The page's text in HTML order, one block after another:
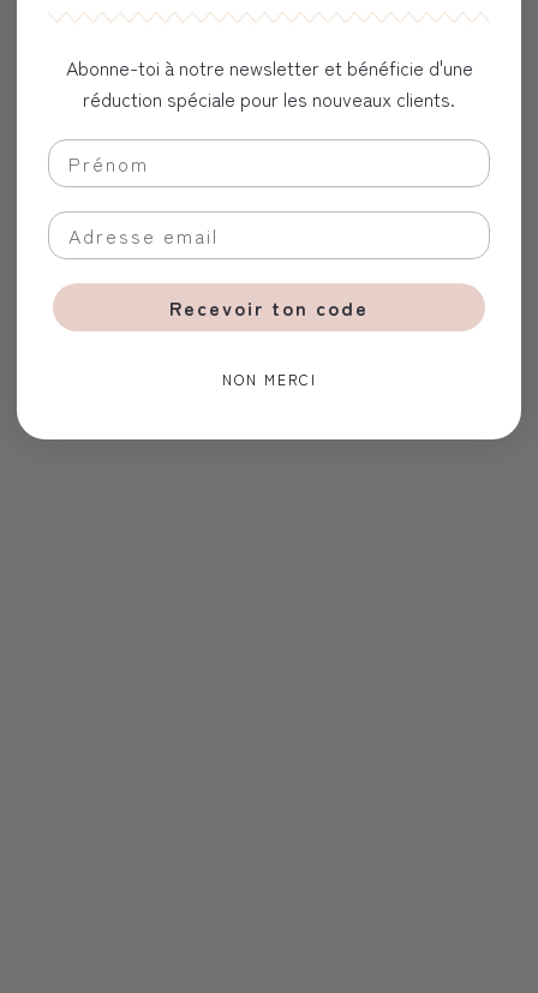
Abonne-toi à notre newsletter et bénéficie d'une
réduction spéciale pour les nouveaux clients.
Recevoir ton code
NON MERCI